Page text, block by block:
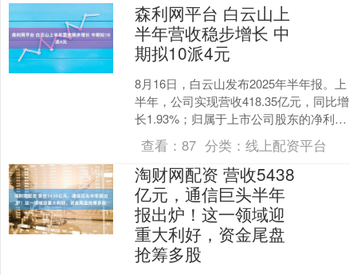
森利网平台 白云山上
半年营收稳步增长 中
期拟10派4元
8月16日，白云山发布2025年半年报。上
半年，公司实现营收418.35亿元，同比增
长1.93%；归属于上市公司股东的净利润
25.16亿元，同比下降1.31%；....
查看：87 分类：线上配资平台
淘财网配资 营收5438
亿元，通信巨头半年
报出炉！这一领域迎
重大利好，资金尾盘
抢筹多股